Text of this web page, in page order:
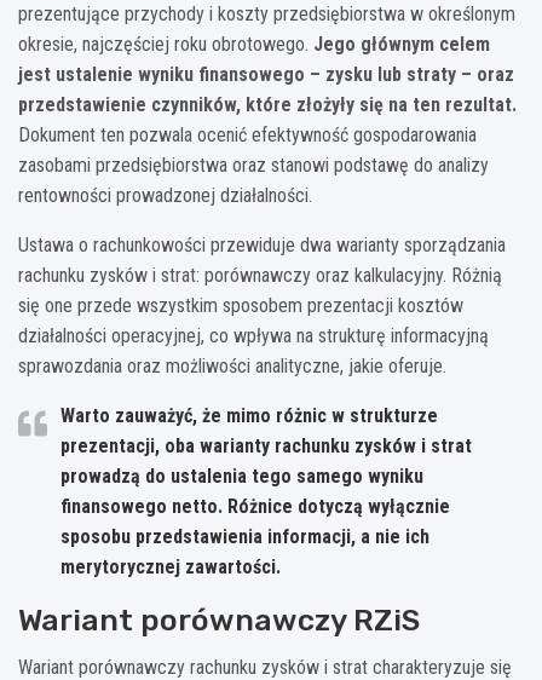
prezentujące przychody i koszty przedsiębiorstwa w określonym
okresie, najczęściej roku obrotowego. Jego głównym celem
jest ustalenie wyniku finansowego – zysku lub straty – oraz
przedstawienie czynników, które złożyły się na ten rezultat.
Dokument ten pozwala ocenić efektywność gospodarowania
zasobami przedsiębiorstwa oraz stanowi podstawę do analizy
rentowności prowadzonej działalności.
Ustawa o rachunkowości przewiduje dwa warianty sporządzania
rachunku zysków i strat: porównawczy oraz kalkulacyjny. Różnią
się one przede wszystkim sposobem prezentacji kosztów
działalności operacyjnej, co wpływa na strukturę informacyjną
sprawozdania oraz możliwości analityczne, jakie oferuje.
Warto zauważyć, że mimo różnic w strukturze
prezentacji, oba warianty rachunku zysków i strat
prowadzą do ustalenia tego samego wyniku
finansowego netto. Różnice dotyczą wyłącznie
sposobu przedstawienia informacji, a nie ich
merytorycznej zawartości.
Wariant porównawczy RZiS
Wariant porównawczy rachunku zysków i strat charakteryzuje się